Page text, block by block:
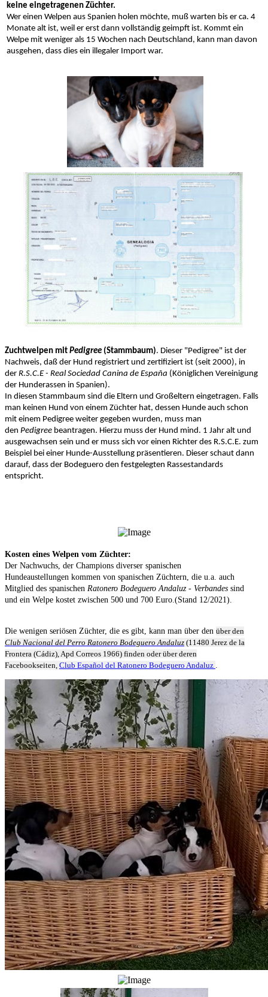
keine eingetragenen Züchter.
Wer einen Welpen aus Spanien holen möchte, muß warten bis er ca. 4
Monate alt ist, weil er erst dann vollständig geimpft ist. Kommt ein
Welpe mit weniger als 15 Wochen nach Deutschland, kann man davon
ausgehen, dass dies ein illegaler Import war.
Zuchtwelpen mit Pedigree (Stammbaum). Dieser "Pedigree" ist der
Nachweis, daß der Hund registriert und zertifiziert ist (seit 2000), in
der R.S.C.E - Real Sociedad Canina de España (Königlichen Vereinigung
der Hunderassen in Spanien).
In diesen Stammbaum sind die Eltern und Großeltern eingetragen. Falls
man keinen Hund von einem Züchter hat, dessen Hunde auch schon
mit einem Pedigree weiter gegeben wurden, muss man
den Pedigree beantragen. Hierzu muss der Hund mind. 1 Jahr alt und
ausgewachsen sein und er muss sich vor einen Richter des R.S.C.E. zum
Beispiel bei einer Hunde-Ausstellung präsentieren. Dieser schaut dann
darauf, dass der Bodeguero den festgelegten Rassestandards
entspricht.
Kosten eines Welpen vom Züchter:
Der Nachwuchs, der Champions diverser spanischen
Hundeaustellungen kommen von spanischen Züchtern, die u.a. auch
Mitglied des spanischen Ratonero Bodeguero Andaluz - Verbandes sind
und ein Welpe kostet zwischen 500 und 700 Euro.(Stand 12/2021).
Die wenigen seriösen Züchter, die es gibt, kann man über den über den
Club Nacional del Perro Ratonero Bodeguero Andaluz (11480 Jerez de la
Frontera (Cádiz), Apd Correos 1966) finden oder über deren
Facebookseiten, Club Español del Ratonero Bodeguero Andaluz